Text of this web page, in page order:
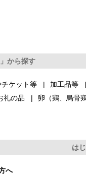
から探す
ケット等 加工品等
礼の品 卵（鶏、烏骨鶏
は
へ